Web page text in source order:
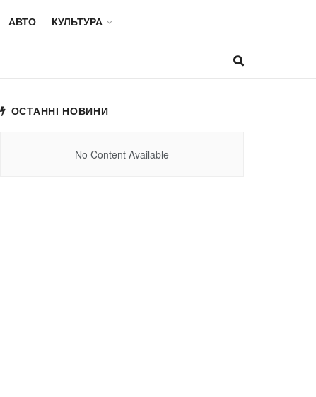
АВТО КУЛЬТУРА
ОСТАННІ НОВИНИ
No Content Available